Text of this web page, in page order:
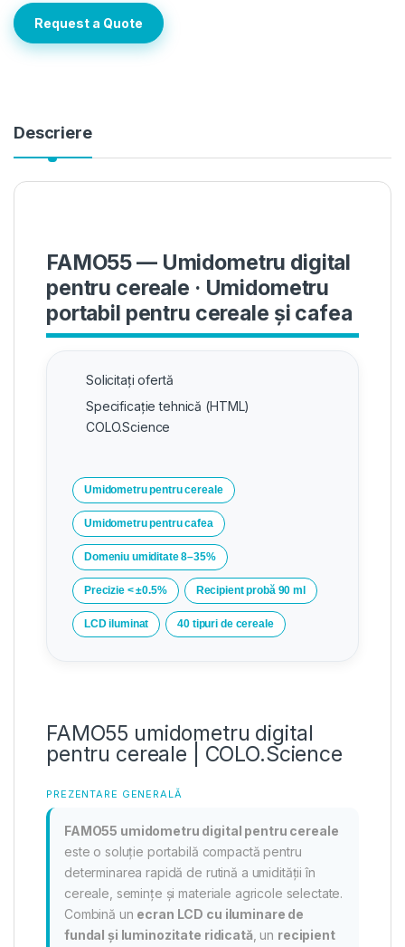
Request a Quote
Descriere
FAMO55 — Umidometru digital
pentru cereale · Umidometru
portabil pentru cereale și cafea
Solicitați ofertă
Specificație tehnică (HTML)
COLO.Science
Umidometru pentru cereale
Umidometru pentru cafea
Domeniu umiditate 8–35%
Precizie < ±0.5% Recipient probă 90 ml
LCD iluminat 40 tipuri de cereale
FAMO55 umidometru digital
pentru cereale | COLO.Science
PREZENTARE GENERALĂ
FAMO55 umidometru digital pentru cereale
este o soluție portabilă compactă pentru
determinarea rapidă de rutină a umidității în
cereale, semințe și materiale agricole selectate.
Combină un ecran LCD cu iluminare de
fundal și luminozitate ridicată, un recipient